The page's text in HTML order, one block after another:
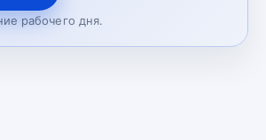
рабочего дня.